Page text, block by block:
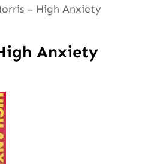
– High Anxiety
Anxiety